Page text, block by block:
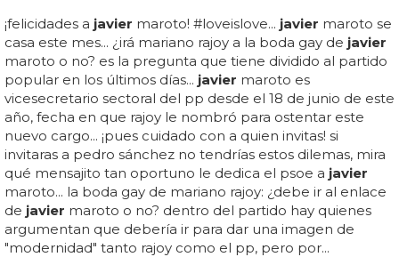
¡felicidades a javier maroto! #loveislove... javier maroto se
casa este mes... ¿irá mariano rajoy a la boda gay de javier
maroto o no? es la pregunta que tiene dividido al partido
popular en los últimos días... javier maroto es
vicesecretario sectoral del pp desde el 18 de junio de este
año, fecha en que rajoy le nombró para ostentar este
nuevo cargo... ¡pues cuidado con a quien invitas! si
invitaras a pedro sánchez no tendrías estos dilemas, mira
qué mensajito tan oportuno le dedica el psoe a javier
maroto... la boda gay de mariano rajoy: ¿debe ir al enlace
de javier maroto o no? dentro del partido hay quienes
argumentan que debería ir para dar una imagen de
"modernidad" tanto rajoy como el pp, pero por...